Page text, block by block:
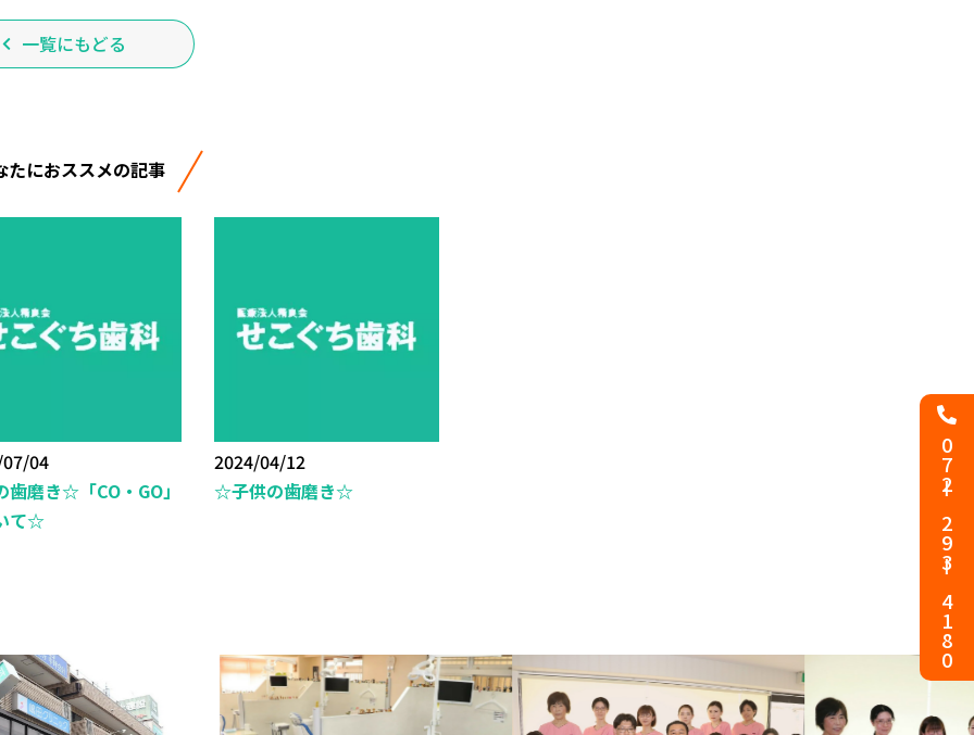
072ー293ー4180
一覧にもどる
たにおススメの記事
04
歯磨き☆「CO・GO」
て☆
2024/04/12
☆子供の歯磨き☆